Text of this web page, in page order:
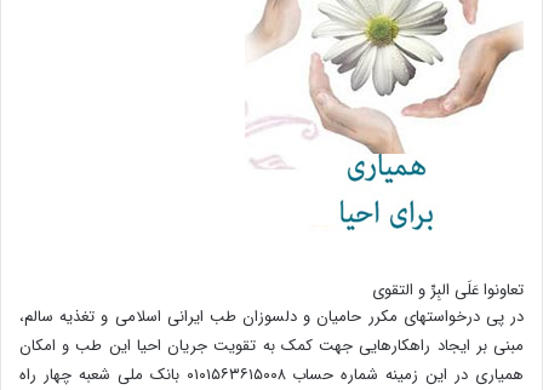
تعاونوا عَلَی البِرِّ و التقوی
در پی درخواستهای مکرر حامیان و دلسوزان طب ایرانی اسلامی و تغذیه سالم،
مبنی بر ایجاد راهکارهایی جهت کمک به تقویت جریان احیا این طب و امکان
همیاری در این زمینه شماره حساب ۰۱۰۱۵۶۳۶۱۵۰۰۸ بانک ملی شعبه چهار راه